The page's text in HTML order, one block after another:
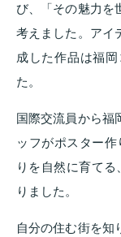
び、「その魅力を
考えました。アイ
成した作品は福
た。
国際交流員から福
ッフがポスター
りを自然に育て
りました。
自分の住む街を